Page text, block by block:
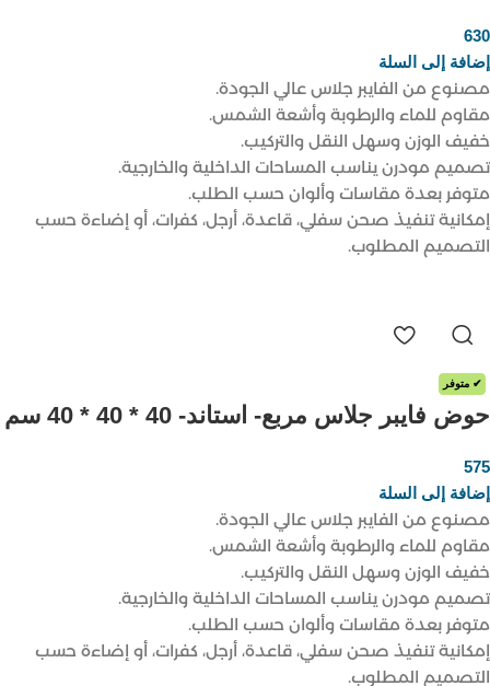
630
إضافة إلى السلة
مصنوع من الفايبر جلاس عالي الجودة.
مقاوم للماء والرطوبة وأشعة الشمس.
خفيف الوزن وسهل النقل والتركيب.
تصميم مودرن يناسب المساحات الداخلية والخارجية.
متوفر بعدة مقاسات وألوان حسب الطلب.
إمكانية تنفيذ صحن سفلي، قاعدة، أرجل، كفرات، أو إضاءة حسب
التصميم المطلوب.
✔ متوفر
حوض فايبر جلاس مربع- استاند- 40 * 40 * 40 سم
575
إضافة إلى السلة
مصنوع من الفايبر جلاس عالي الجودة.
مقاوم للماء والرطوبة وأشعة الشمس.
خفيف الوزن وسهل النقل والتركيب.
تصميم مودرن يناسب المساحات الداخلية والخارجية.
متوفر بعدة مقاسات وألوان حسب الطلب.
إمكانية تنفيذ صحن سفلي، قاعدة، أرجل، كفرات، أو إضاءة حسب
التصميم المطلوب.